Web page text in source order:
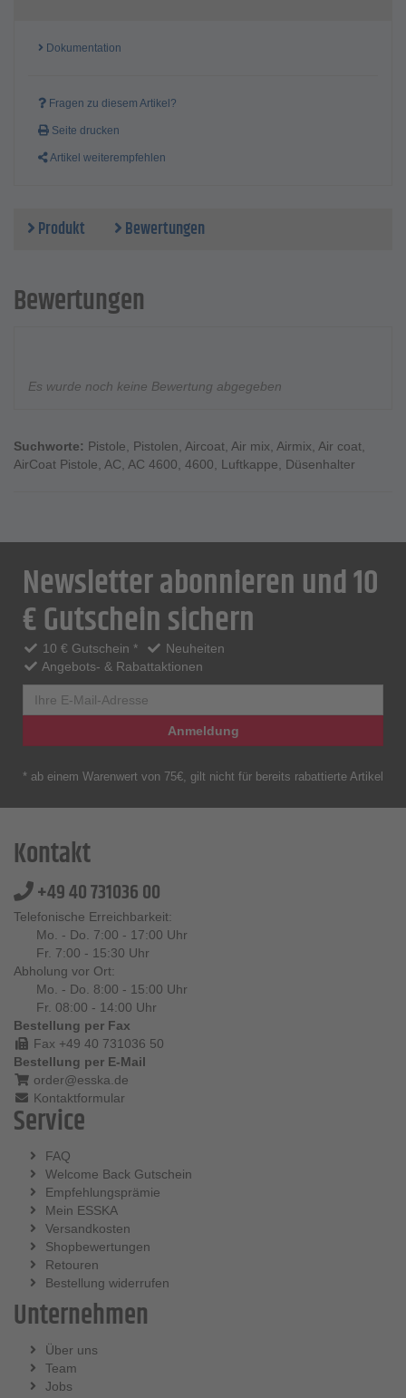
Dokumentation
Fragen zu diesem Artikel?
Seite drucken
Artikel weiterempfehlen
Produkt Bewertungen
Bewertungen
Es wurde noch keine Bewertung abgegeben
Suchworte: Pistole, Pistolen, Aircoat, Air mix, Airmix, Air coat,
AirCoat Pistole, AC, AC 4600, 4600, Luftkappe, Düsenhalter
Newsletter abonnieren und 10
€ Gutschein sichern
10 € Gutschein *
Neuheiten
Angebots- & Rabattaktionen
Anmeldung
* ab einem Warenwert von 75€, gilt nicht für bereits rabattierte Artikel
Kontakt
+49 40 731036 00
Telefonische Erreichbarkeit:
Mo. - Do. 7:00 - 17:00 Uhr
Fr. 7:00 - 15:30 Uhr
Abholung vor Ort:
Mo. - Do. 8:00 - 15:00 Uhr
Fr. 08:00 - 14:00 Uhr
Bestellung per Fax
Fax +49 40 731036 50
Bestellung per E-Mail
order@esska.de
Kontaktformular
Service
FAQ
Welcome Back Gutschein
Empfehlungsprämie
Mein ESSKA
Versandkosten
Shopbewertungen
Retouren
Bestellung widerrufen
Unternehmen
Über uns
Team
Jobs